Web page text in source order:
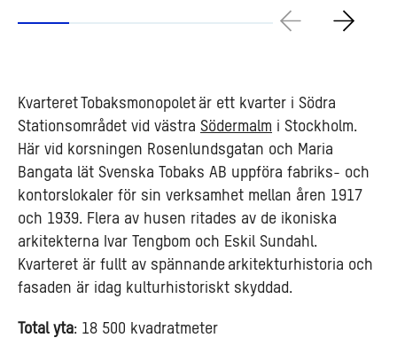
Kvarteret Tobaksmonopolet är ett kvarter i Södra
Stationsområdet vid västra Södermalm i Stockholm.
Här vid korsningen Rosenlundsgatan och Maria
Bangata lät Svenska Tobaks AB uppföra fabriks- och
kontorslokaler för sin verksamhet mellan åren 1917
och 1939. Flera av husen ritades av de ikoniska
arkitekterna Ivar Tengbom och Eskil Sundahl.
Kvarteret är fullt av spännande arkitekturhistoria och
fasaden är idag kulturhistoriskt skyddad.
Total yta: 18 500 kvadratmeter